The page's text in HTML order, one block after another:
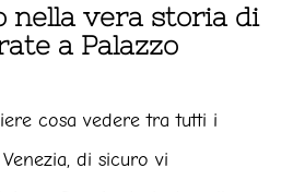
nella vera storia di
a Palazzo
cosa vedere tra tutti i
di sicuro vi